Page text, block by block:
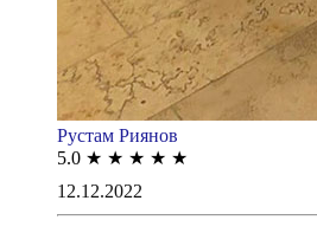
Рустам Риянов
5.0 ★ ★ ★ ★ ★
12.12.2022